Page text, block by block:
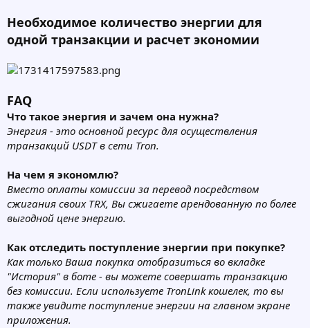
Необходимое количество энергии для
одной транзакции и расчет экономии
FAQ
Что такое энергия и зачем она нужна?
Энергия - это основной ресурс для осуществления
транзакций USDT в сети Tron.
На чем я экономлю?
Вместо оплаты комиссии за перевод посредством
сжигания своих TRX, Вы сжигаете арендованную по более
выгодной цене энергию.
Как отследить поступление энергии при покупке?
Как только Ваша покупка отобразиться во вкладке
"История" в боте - вы можете совершать транзакцию
без комиссии. Если используете TronLink кошелек, то вы
также увидите поступление энергии на главном экране
приложения.